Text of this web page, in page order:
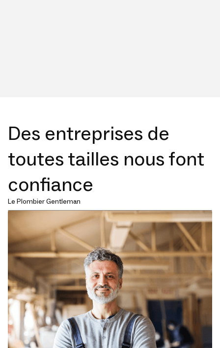
Des entreprises de
toutes tailles nous font
confiance
Le Plombier Gentleman